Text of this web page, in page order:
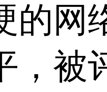
的网
，被